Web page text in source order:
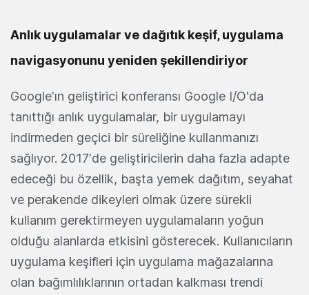
Anlık uygulamalar ve dağıtık keşif, uygulama
navigasyonunu yeniden şekillendiriyor
Google'ın geliştirici konferansı Google I/O'da
tanıttığı anlık uygulamalar, bir uygulamayı
indirmeden geçici bir süreliğine kullanmanızı
sağlıyor. 2017'de geliştiricilerin daha fazla adapte
edeceği bu özellik, başta yemek dağıtım, seyahat
ve perakende dikeyleri olmak üzere sürekli
kullanım gerektirmeyen uygulamaların yoğun
olduğu alanlarda etkisini gösterecek. Kullanıcıların
uygulama keşifleri için uygulama mağazalarına
olan bağımlılıklarının ortadan kalkması trendi